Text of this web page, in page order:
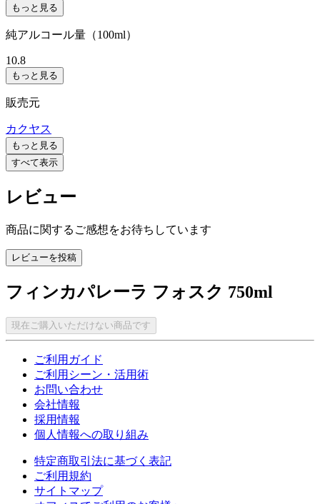
もっと見る
純アルコール量（100ml）
10.8
もっと見る
販売元
カクヤス
もっと見る
すべて表示
レビュー
商品に関するご感想をお待ちしています
レビューを投稿
フィンカパレーラ フォスク 750ml
現在ご購入いただけない商品です
ご利用ガイド
ご利用シーン・活用術
お問い合わせ
会社情報
採用情報
個人情報への取り組み
特定商取引法に基づく表記
ご利用規約
サイトマップ